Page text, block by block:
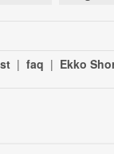
| faq | Ekko